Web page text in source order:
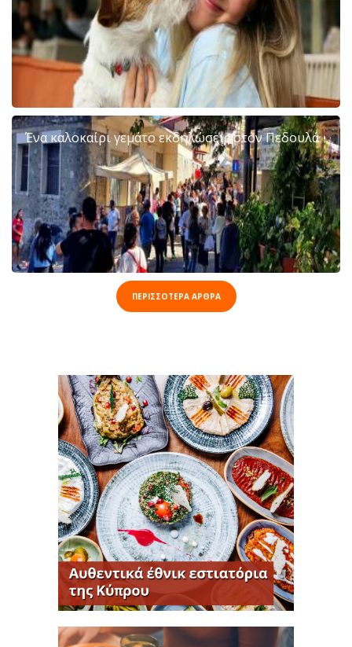
Ένα καλοκαίρι γεμάτο εκδηλώσεις στον Πεδουλά
ΠΕΡΙΣΣΟΤΕΡΑ ΑΡΘΡΑ